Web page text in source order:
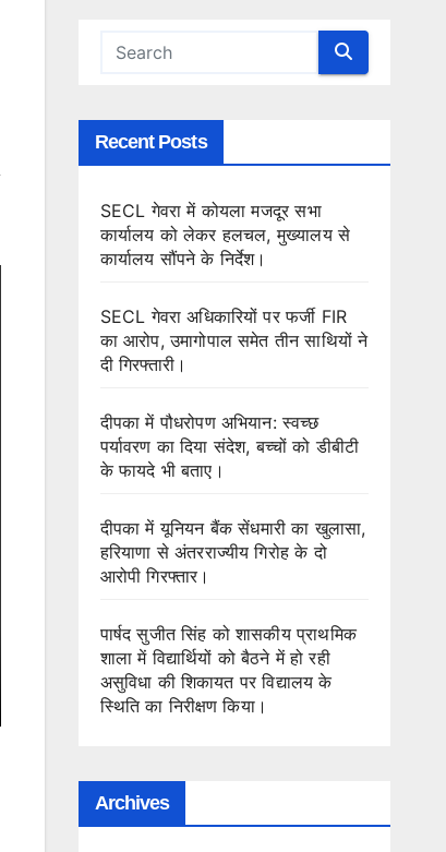
Recent Posts
SECL गेवरा में कोयला मजदूर सभा
कार्यालय को लेकर हलचल, मुख्यालय से
कार्यालय सौंपने के निर्देश।
SECL गेवरा अधिकारियों पर फर्जी FIR
का आरोप, उमागोपाल समेत तीन साथियों ने
दी गिरफ्तारी।
दीपका में पौधरोपण अभियान: स्वच्छ
पर्यावरण का दिया संदेश, बच्चों को डीबीटी
के फायदे भी बताए।
दीपका में यूनियन बैंक सेंधमारी का खुलासा,
हरियाणा से अंतरराज्यीय गिरोह के दो
आरोपी गिरफ्तार।
पार्षद सुजीत सिंह को शासकीय प्राथमिक
शाला में विद्यार्थियों को बैठने में हो रही
असुविधा की शिकायत पर विद्यालय के
स्थिति का निरीक्षण किया।
Archives